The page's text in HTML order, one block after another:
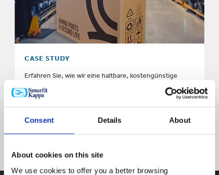
Consent Details About
About cookies on this site
We use cookies to offer you a better browsing
CASE STUDY
Erfahren Sie, wie wir eine haltbare, kostengünstige
Verpackung für Ovoko entwickelten, ein E-Commerce-
Unternehmen, das auf Autoteile spezialisiert ist.